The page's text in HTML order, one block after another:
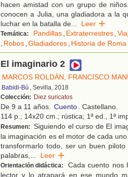
hacen amistad con un grupo de
conocen a Julia, una gladiadora a la
luchar en la batalla de... Leer
Temática: Pandillas, Extraterrestres,
, Robos,Gladiadores, Historia de Roma
El imaginario 2
MARCOS ROLDÁN, FRANCISCO
Babidi-Bú , Sevilla, 2018
Colección: Diez suricatos
De 9 a 11 años. Cuento. Castellano.
114 p.; 14x20 cm.; rústica; 1ª ed., 1ª
Resumen: Siguiendo el curso de El
la imaginación es el motor de cada
transformarlo todo, ser un buen
palabras,... Leer
Orientación didáctica:
Cada cuento nos
lector y lo atrapará en ese mundo